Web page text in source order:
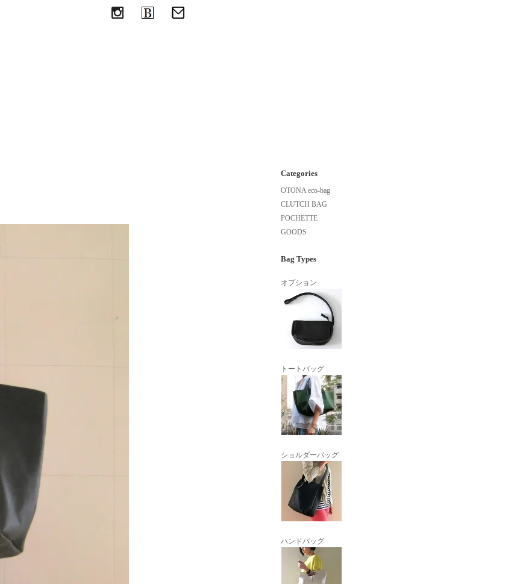
Categories
OTONA eco-bag
CLUTCH BAG
POCHETTE
GOODS
Bag Types
オプション
トートバッグ
ショルダーバッグ
ハンドバッグ